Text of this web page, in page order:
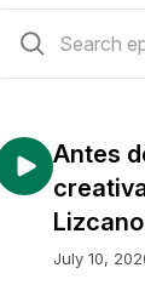
Antes
July 10,